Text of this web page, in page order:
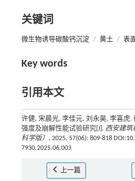
关键词
微生物诱导碳酸钙沉淀 / 黄土 / 表
Key words
引用本文
许健, 宋晨光, 李佳元, 刘永昊, 李喜虎.
强度及崩解性能试验研究[J]. 西安建筑
科学版） , 2025, 57(06): 809-818
7930.2025.06.003
上一篇